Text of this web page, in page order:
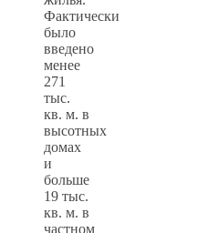
Фактически
было
введено
менее
271
тыс.
кв. м. в
высотных
домах
и
больше
19 тыс.
кв. м. в
частном